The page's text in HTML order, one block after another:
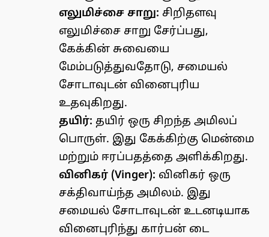
எலுமிச்சை சாறு: சிறிதளவு
எலுமிச்சை சாறு சேர்ப்பது,
கேக்கின் சுவையை
மேம்படுத்துவதோடு, சமையல்
சோடாவுடன் வினைபுரிய
உதவுகிறது.
தயிர்: தயிர் ஒரு சிறந்த அமிலப்
பொருள். இது கேக்கிற்கு மென்மை
மற்றும் ஈரப்பதத்தை அளிக்கிறது.
வினிகர் (Vinger): வினிகர் ஒரு
சக்திவாய்ந்த அமிலம். இது
சமையல் சோடாவுடன் உடனடியாக
வினைபுரிந்து கார்பன் டை